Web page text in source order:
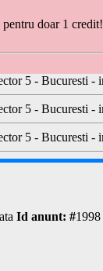
doar 1 credit!
Id anunt: #1998